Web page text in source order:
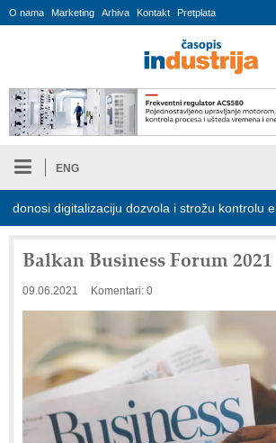
O nama Marketing Arhiva Kontakt Pretplata
ENG
digitalizaciju dozvola i strožu kontrolu emisija
Balkan Business Forum 2021
09.06.2021 Komentari: 0